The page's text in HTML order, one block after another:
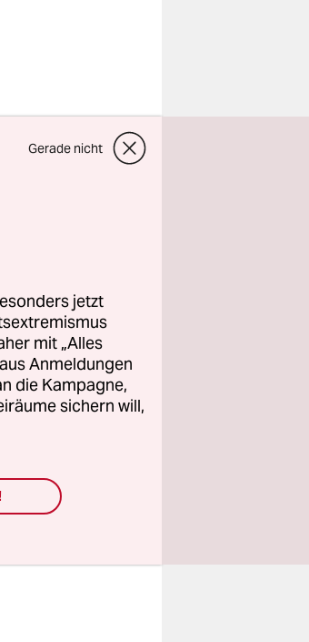
Gerade nicht
jetzt
mit „Alles
Anmeldungen
die Kampagne,
sichern will,